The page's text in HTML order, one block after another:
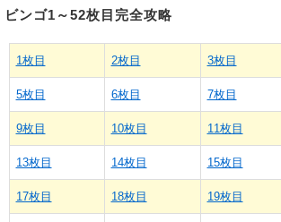
ビンゴ1～52枚目完全攻略
1枚目 2枚目 3枚目
5枚目 6枚目 7枚目
9枚目 10枚目 11枚目
13枚目 14枚目 15枚目
17枚目 18枚目 19枚目